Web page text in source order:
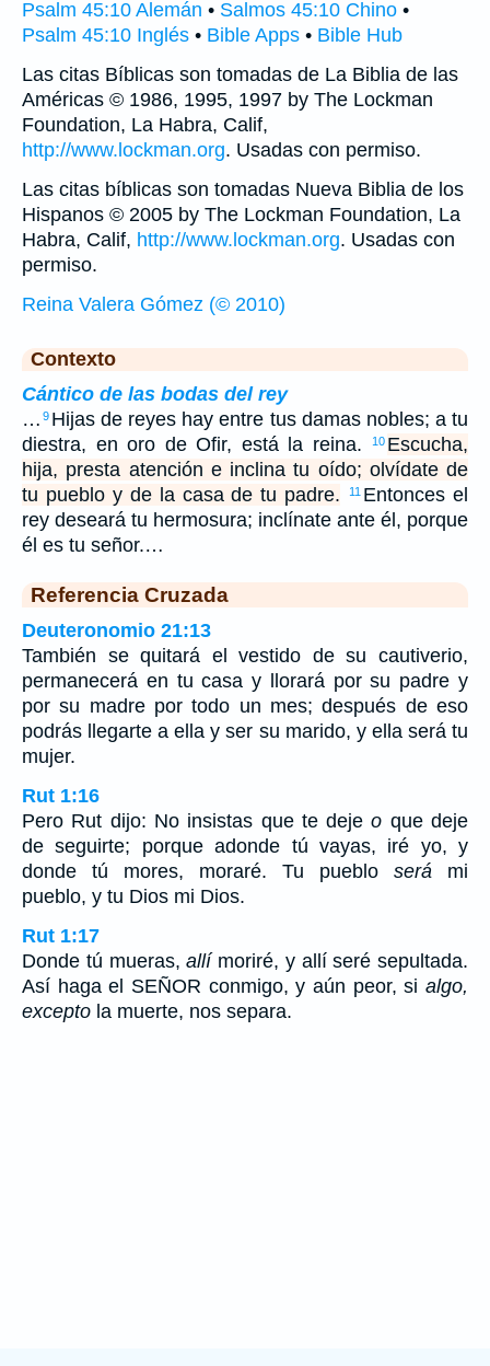
Psalm 45:10 Alemán • Salmos 45:10 Chino •
Psalm 45:10 Inglés • Bible Apps • Bible Hub
Las citas Bíblicas son tomadas de La Biblia de las
Américas © 1986, 1995, 1997 by The Lockman
Foundation, La Habra, Calif,
http://www.lockman.org. Usadas con permiso.
Las citas bíblicas son tomadas Nueva Biblia de los
Hispanos © 2005 by The Lockman Foundation, La
Habra, Calif, http://www.lockman.org. Usadas con
permiso.
Reina Valera Gómez (© 2010)
Contexto
Cántico de las bodas del rey
… 9 Hijas de reyes hay entre tus damas nobles; a tu
diestra, en oro de Ofir, está la reina.
10 Escucha,
hija, presta atención e inclina tu oído; olvídate de
tu pueblo y de la casa de tu padre.
11 Entonces el
rey deseará tu hermosura; inclínate ante él, porque
él es tu señor.…
Referencia Cruzada
Deuteronomio 21:13
También se quitará el vestido de su cautiverio,
permanecerá en tu casa y llorará por su padre y
por su madre por todo un mes; después de eso
podrás llegarte a ella y ser su marido, y ella será tu
mujer.
Rut 1:16
Pero Rut dijo: No insistas que te dejeo que deje
de seguirte; porque adonde tú vayas, iré yo, y
donde tú mores, moraré. Tu pueblo será mi
pueblo, y tu Dios mi Dios.
Rut 1:17
Donde tú mueras,allímoriré, y allí seré sepultada.
Así haga el SEÑOR conmigo, y aún peor, si algo,
excepto la muerte, nos separa.